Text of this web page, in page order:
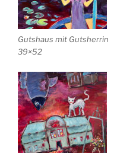
Gutshaus mit Gutsherrin
39×52